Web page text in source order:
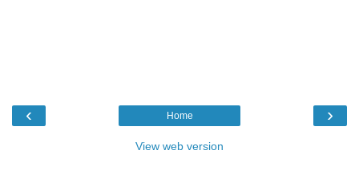
‹ ›
Home
View web version